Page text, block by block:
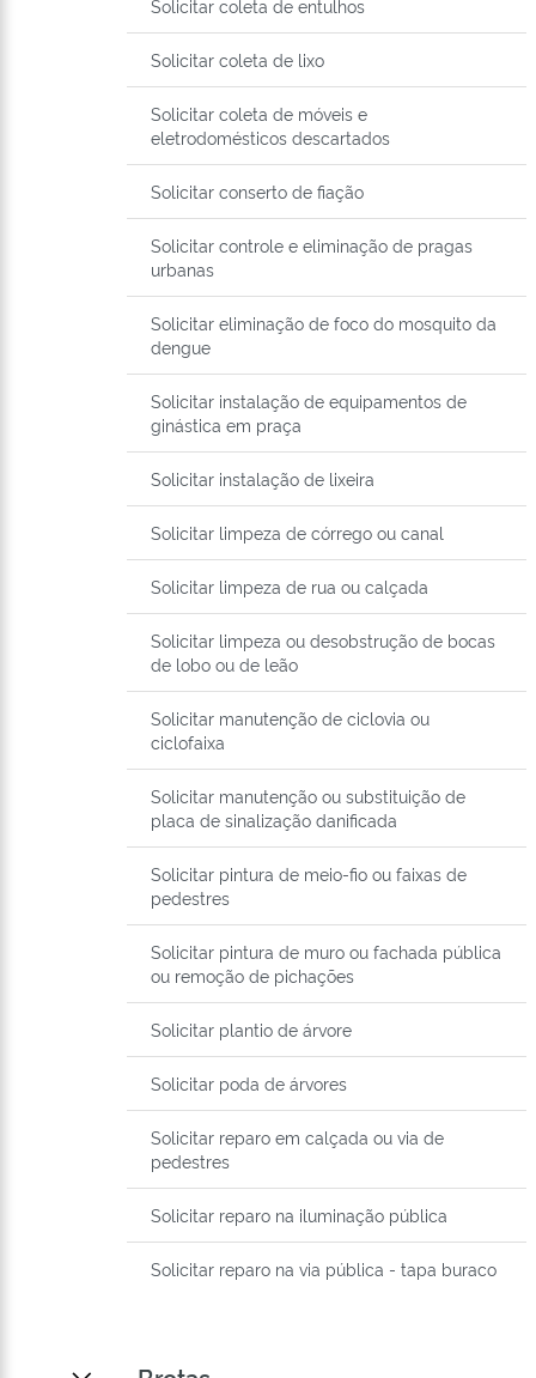
Solicitar coleta de entulhos
Solicitar coleta de lixo
Solicitar coleta de móveis e
eletrodomésticos descartados
Solicitar conserto de fiação
Solicitar controle e eliminação de pragas
urbanas
Solicitar eliminação de foco do mosquito da
dengue
Solicitar instalação de equipamentos de
ginástica em praça
Solicitar instalação de lixeira
Solicitar limpeza de córrego ou canal
Solicitar limpeza de rua ou calçada
Solicitar limpeza ou desobstrução de bocas
de lobo ou de leão
Solicitar manutenção de ciclovia ou
ciclofaixa
Solicitar manutenção ou substituição de
placa de sinalização danificada
Solicitar pintura de meio-fio ou faixas de
pedestres
Solicitar pintura de muro ou fachada pública
ou remoção de pichações
Solicitar plantio de árvore
Solicitar poda de árvores
Solicitar reparo em calçada ou via de
pedestres
Solicitar reparo na iluminação pública
Solicitar reparo na via pública - tapa buraco